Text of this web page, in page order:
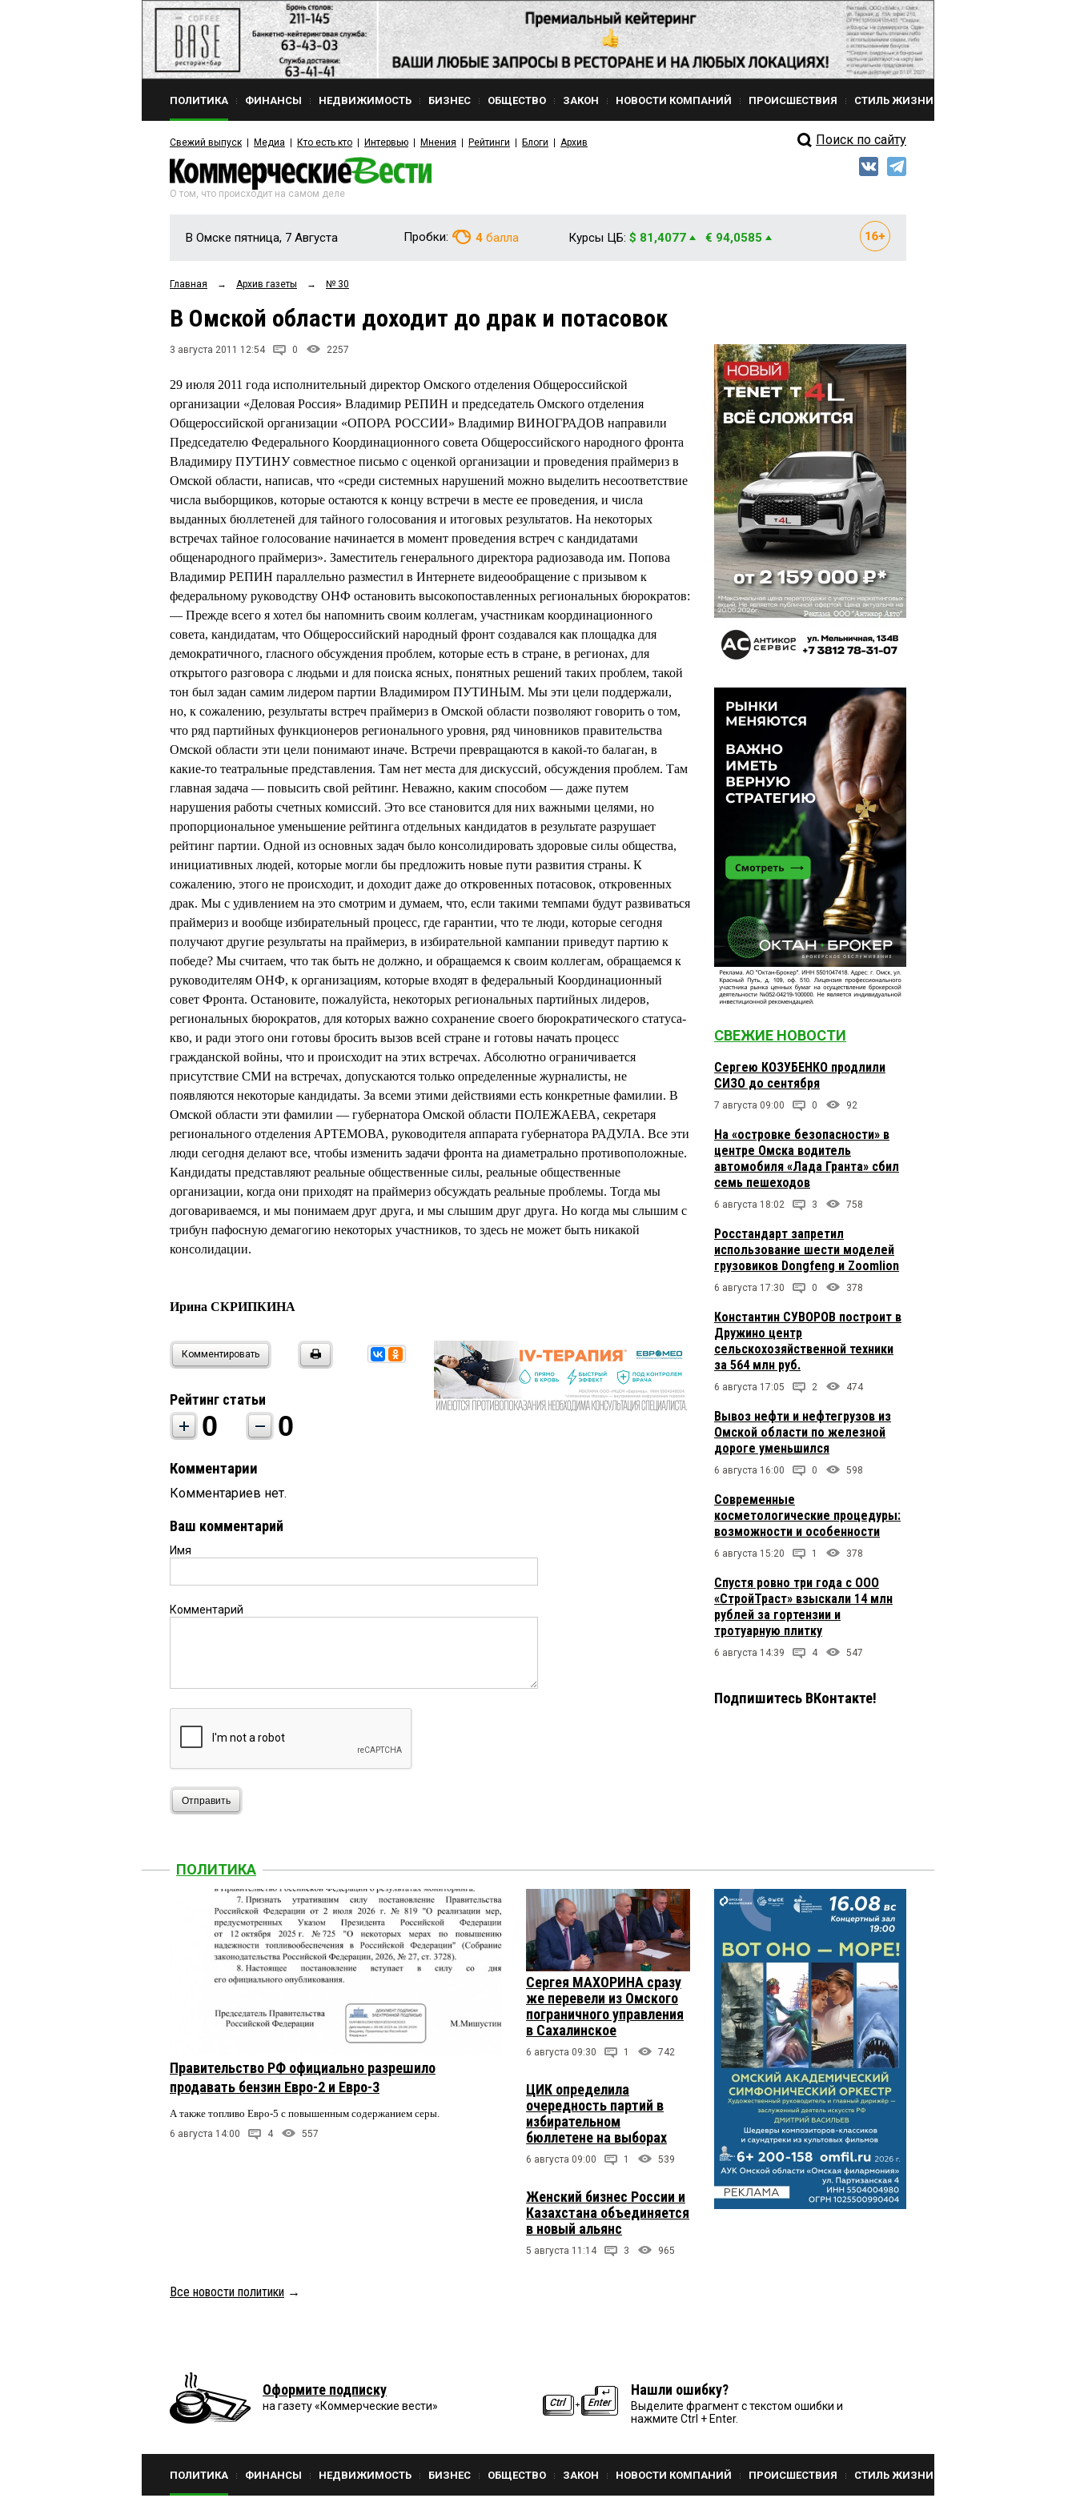
ПОЛИТИКА ФИНАНСЫ НЕДВИЖИМОСТЬ БИЗНЕС ОБЩЕСТВО ЗАКОН НОВОСТИ КОМПАНИЙ ПРОИСШЕСТВИЯ СТИЛЬ ЖИЗНИ
Свежий выпуск Медиа Кто есть кто Интервью Мнения Рейтинги Блоги Архив Поиск по сайту
О том, что происходит на самом деле
В Омске пятница, 7 Августа Пробки: 4 балла Курсы ЦБ: $ 81,4077 € 94,0585
Главная → Архив газеты → № 30
В Омской области доходит до драк и потасовок
3 августа 2011 12:54 0 2257
29 июля 2011 года исполнительный директор Омского отделения Общероссийской
организации «Деловая Россия» Владимир РЕПИН и председатель Омского отделения
Общероссийской организации «ОПОРА РОССИИ» Владимир ВИНОГРАДОВ направили
Председателю Федерального Координационного совета Общероссийского народного фронта
Владимиру ПУТИНУ совместное письмо с оценкой организации и проведения праймериз в
Омской области, написав, что «среди системных нарушений можно выделить несоответствие
числа выборщиков, которые остаются к концу встречи в месте ее проведения, и числа
выданных бюллетеней для тайного голосования и итоговых результатов. На некоторых
встречах тайное голосование начинается в момент проведения встреч с кандидатами
общенародного праймериз». Заместитель генерального директора радиозавода им. Попова
Владимир РЕПИН параллельно разместил в Интернете видеообращение с призывом к
федеральному руководству ОНФ остановить высокопоставленных региональных бюрократов:
— Прежде всего я хотел бы напомнить своим коллегам, участникам координационного
совета, кандидатам, что Общероссийский народный фронт создавался как площадка для
демократичного, гласного обсуждения проблем, которые есть в стране, в регионах, для
открытого разговора с людьми и для поиска ясных, понятных решений таких проблем, такой
тон был задан самим лидером партии Владимиром ПУТИНЫМ. Мы эти цели поддержали,
но, к сожалению, результаты встреч праймериз в Омской области позволяют говорить о том,
что ряд партийных функционеров регионального уровня, ряд чиновников правительства
Омской области эти цели понимают иначе. Встречи превращаются в какой-то балаган, в
какие-то театральные представления. Там нет места для дискуссий, обсуждения проблем. Там
главная задача — повысить свой рейтинг. Неважно, каким способом — даже путем
нарушения работы счетных комиссий. Это все становится для них важными целями, но
пропорциональное уменьшение рейтинга отдельных кандидатов в результате разрушает
рейтинг партии. Одной из основных задач было консолидировать здоровые силы общества,
инициативных людей, которые могли бы предложить новые пути развития страны. К
сожалению, этого не происходит, и доходит даже до откровенных потасовок, откровенных
драк. Мы с удивлением на это смотрим и думаем, что, если такими темпами будут развиваться
праймериз и вообще избирательный процесс, где гарантии, что те люди, которые сегодня
получают другие результаты на праймериз, в избирательной кампании приведут партию к
победе? Мы считаем, что так быть не должно, и обращаемся к своим коллегам, обращаемся к
руководителям ОНФ, к организациям, которые входят в федеральный Координационный
совет Фронта. Остановите, пожалуйста, некоторых региональных партийных лидеров,
региональных бюрократов, для которых важно сохранение своего бюрократического статуса-
кво, и ради этого они готовы бросить вызов всей стране и готовы начать процесс
гражданской войны, что и происходит на этих встречах. Абсолютно ограничивается
присутствие СМИ на встречах, допускаются только определенные журналисты, не
появляются некоторые кандидаты. За всеми этими действиями есть конкретные фамилии. В
Омской области эти фамилии — губернатора Омской области ПОЛЕЖАЕВА, секретаря
регионального отделения АРТЕМОВА, руководителя аппарата губернатора РАДУЛА. Все эти
люди сегодня делают все, чтобы изменить задачи фронта на диаметрально противоположные.
Кандидаты представляют реальные общественные силы, реальные общественные
организации, когда они приходят на праймериз обсуждать реальные проблемы. Тогда мы
договариваемся, и мы понимаем друг друга, и мы слышим друг друга. Но когда мы слышим с
трибун пафосную демагогию некоторых участников, то здесь не может быть никакой
консолидации.
Ирина СКРИПКИНА
Комментировать
Рейтинг статьи
0 0
Комментарии
Комментариев нет.
Ваш комментарий
Имя
Комментарий
Отправить
СВЕЖИЕ НОВОСТИ
Сергею КОЗУБЕНКО продлили
СИЗО до сентября
7 августа 09:00 0 92
На «островке безопасности» в
центре Омска водитель
автомобиля «Лада Гранта» сбил
семь пешеходов
6 августа 18:02 3 758
Росстандарт запретил
использование шести моделей
грузовиков Dongfeng и Zoomlion
6 августа 17:30 0 378
Константин СУВОРОВ построит в
Дружино центр
сельскохозяйственной техники
за 564 млн руб.
6 августа 17:05 2 474
Вывоз нефти и нефтегрузов из
Омской области по железной
дороге уменьшился
6 августа 16:00 0 598
Современные
косметологические процедуры:
возможности и особенности
6 августа 15:20 1 378
Спустя ровно три года с ООО
«СтройТраст» взыскали 14 млн
рублей за гортензии и
тротуарную плитку
6 августа 14:39 4 547
Подпишитесь ВКонтакте!
ПОЛИТИКА
Правительство РФ официально разрешило
продавать бензин Евро-2 и Евро-3
А также топливо Евро-5 с повышенным содержанием серы.
6 августа 14:00 4 557
Сергея МАХОРИНА сразу
же перевели из Омского
пограничного управления
в Сахалинское
6 августа 09:30 1 742
ЦИК определила
очередность партий в
избирательном
бюллетене на выборах
6 августа 09:00 1 539
Женский бизнес России и
Казахстана объединяется
в новый альянс
5 августа 11:14 3 965
Все новости политики →
Оформите подписку
на газету «Коммерческие вести»
Нашли ошибку?
Выделите фрагмент с текстом ошибки и
нажмите Ctrl + Enter.
ПОЛИТИКА ФИНАНСЫ НЕДВИЖИМОСТЬ БИЗНЕС ОБЩЕСТВО ЗАКОН НОВОСТИ КОМПАНИЙ ПРОИСШЕСТВИЯ СТИЛЬ ЖИЗНИ